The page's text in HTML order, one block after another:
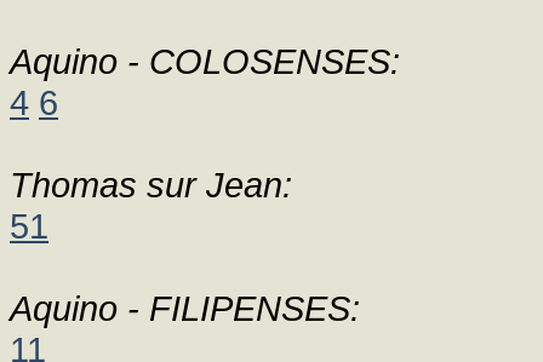
Aquino - COLOSENSES:
4 6
Thomas sur Jean:
51
Aquino - FILIPENSES:
11